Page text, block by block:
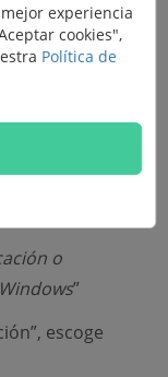
por
tu
de
Firewall
o
”
escoge
experiencia
cookies",
Política de